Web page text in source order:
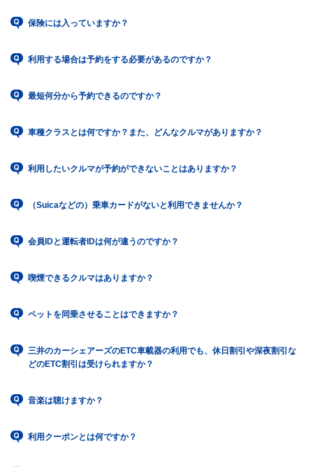
保険には入っていますか？
利用する場合は予約をする必要があるのですか？
最短何分から予約できるのですか？
車種クラスとは何ですか？また、どんなクルマがありますか？
利用したいクルマが予約ができないことはありますか？
（Suicaなどの）乗車カードがないと利用できませんか？
会員IDと運転者IDは何が違うのですか？
喫煙できるクルマはありますか？
ペットを同乗させることはできますか？
三井のカーシェアーズのETC車載器の利用でも、休日割引や深夜割引な
どのETC割引は受けられますか？
音楽は聴けますか？
利用クーポンとは何ですか？